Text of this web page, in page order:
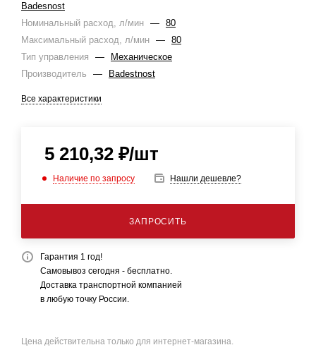
Badesnost
Номинальный расход, л/мин — 80
Максимальный расход, л/мин — 80
Тип управления
—
Механическое
Производитель
— Badestnost
Все характеристики
5 210,32 ₽/шт
Наличие по запросу Нашли дешевле?
ЗАПРОСИТЬ
Гарантия 1 год!
Самовывоз сегодня - бесплатно.
Доставка транспортной компанией
в любую точку России.
Цена действительна только для интернет-магазина.